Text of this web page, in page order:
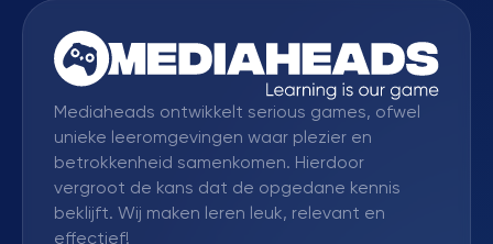
Mediaheads ontwikkelt serious games, ofwel
unieke leeromgevingen waar plezier en
betrokkenheid samenkomen. Hierdoor
vergroot de kans dat de opgedane kennis
beklijft. Wij maken leren leuk, relevant en
effectief!